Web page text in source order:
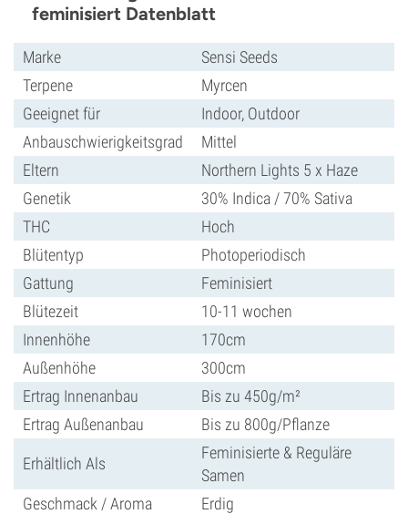
feminisiert Datenblatt
Marke
Sensi Seeds
Terpene
Myrcen
Geeignet für
Indoor, Outdoor
Anbauschwierigkeitsgrad
Mittel
Eltern
Northern Lights 5 x Haze
Genetik
30% Indica / 70% Sativa
THC
Hoch
Blütentyp
Photoperiodisch
Gattung
Feminisiert
Blütezeit
10-11 wochen
Innenhöhe
170cm
Außenhöhe
300cm
Ertrag Innenanbau
Bis zu 450g/m²
Ertrag Außenanbau
Bis zu 800g/Pflanze
Erhältlich Als
Feminisierte & Reguläre
Samen
Geschmack / Aroma
Erdig